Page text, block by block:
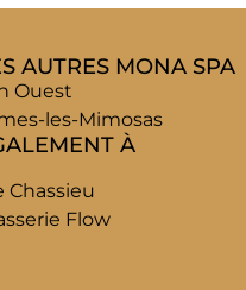
AUTRES MONA SPA
Ouest
les-Mimosas
À
Chassieu
Flow